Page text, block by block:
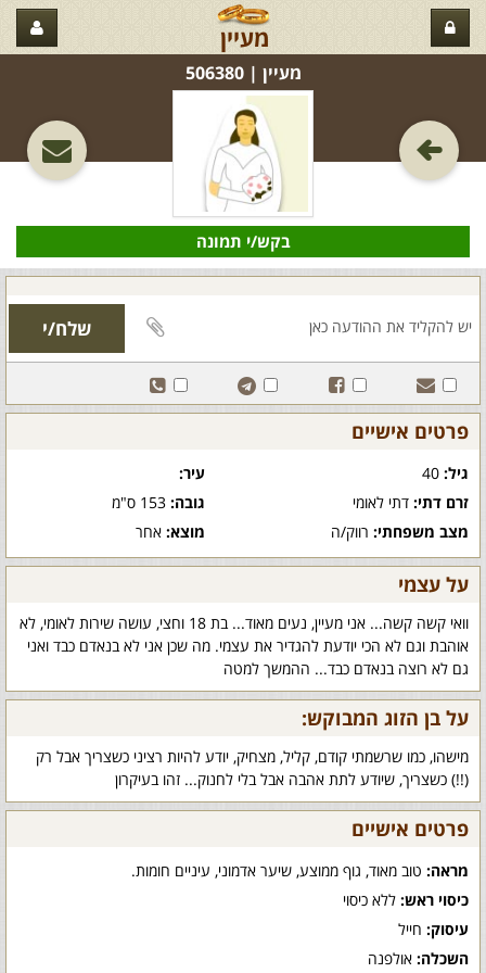
מעיין
מעיין‏ | 506380
בקש/י תמונה
פרטים אישיים
גיל:
עיר:
זרם דתי: דתי לאומי גובה:153 ס"מ
מצב משפחתי: רווק/ה מוצא:אחר
על עצמי
וואי קשה קשה... אני מעיין, נעים מאוד... בת 18 וחצי, עושה שירות לאומי, לא
אוהבת וגם לא הכי יודעת להגדיר את עצמי. מה שכן אני לא בנאדם כבד ואני
גם לא רוצה בנאדם כבד... ההמשך למטה
על בן הזוג המבוקש:
מישהו, כמו שרשמתי קודם, קליל, מצחיק, יודע להיות רציני כשצריך אבל רק
(!!) כשצריך, שיודע לתת אהבה אבל בלי לחנוק... זהו בעיקרון
פרטים אישיים
מראה: טוב מאוד, גוף ממוצע, שיער אדמוני, עיניים חומות.
כיסוי ראש: ללא כיסוי
עיסוק: חייל
השכלה: אולפנה